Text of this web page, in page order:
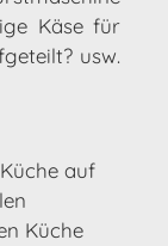
Käse für
usw.
auf
Küche